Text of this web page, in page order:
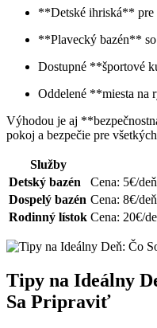
**Detské ihriská**⁢ pre
**Plavecký ​bazén**
Dostupné **športové
Oddelené **miesta na
Výhodou ⁢je aj⁤
pokoj a bezpečie ‌pre‍
Služby
Detský bazén
Cena:⁢ 5€/
Dospelý bazén Cena: 8€/
Rodinný lístok Cena: 20€/
Tipy na Ideálny
Sa Pripraviť